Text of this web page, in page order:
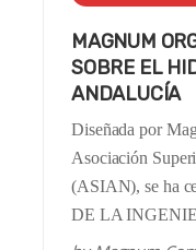
MAGNUM
SOBRE EL
ANDALUCÍA
Diseñada por
Asociación
(ASIAN), se ha
DE LA